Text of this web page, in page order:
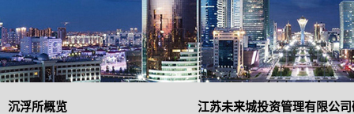
沉浮所概览 江苏未来城投资管理有限公